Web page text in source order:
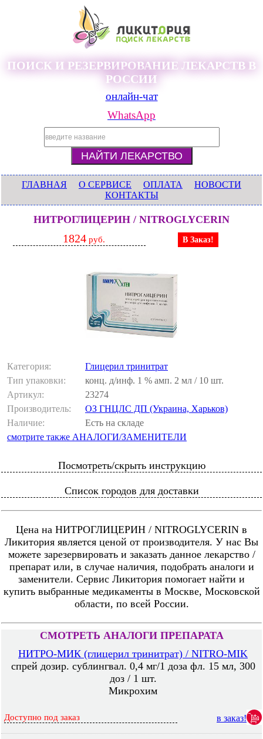
ПОИСК И РЕЗЕРВИРОВАНИЕ ЛЕКАРСТВ В
РОССИИ
онлайн-чат
WhatsApp
ГЛАВНАЯ О СЕРВИСЕ ОПЛАТА
НОВОСТИ
КОНТАКТЫ
НИТРОГЛИЦЕРИН / NITROGLYCERIN
1824 руб. В Заказ!
Категория:
Глицерил тринитрат
Тип упаковки:
конц. д/инф. 1 % амп. 2 мл / 10 шт.
Артикул:
23274
Производитель:
ОЗ ГНЦЛС ДП (Украина, Харьков)
Наличие:
Есть на складе
смотрите также АНАЛОГИ/ЗАМЕНИТЕЛИ
Посмотреть/скрыть инструкцию
Список городов для доставки
Цена на НИТРОГЛИЦЕРИН / NITROGLYCERIN в
Ликитория является ценой от производителя. У нас Вы
можете зарезервировать и заказать данное лекарство /
препарат или, в случае наличия, подобрать аналоги и
заменители. Сервис Ликитория помогает найти и
купить выбранные медикаменты в Москве, Московской
области, по всей России.
СМОТРЕТЬ АНАЛОГИ ПРЕПАРАТА
НИТРО-МИК (глицерил тринитрат) / NITRO-MIK
спрей дозир. сублингвал. 0,4 мг/1 доза фл. 15 мл, 300
доз / 1 шт.
Микрохим
Доступно под заказ в заказ!